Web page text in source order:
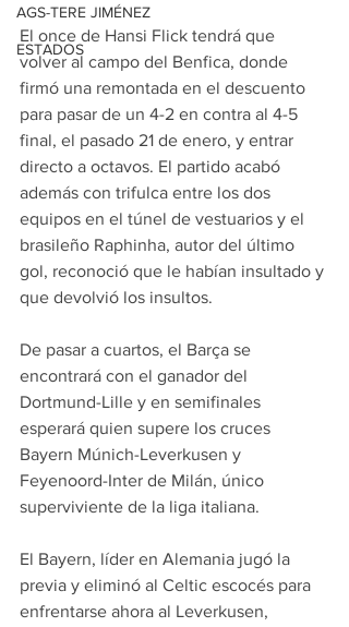
AGS-TERE JIMÉNEZ
ESTADOS
El once de Hansi Flick tendrá que
volver al campo del Benfica, donde
firmó una remontada en el descuento
para pasar de un 4-2 en contra al 4-5
final, el pasado 21 de enero, y entrar
directo a octavos. El partido acabó
además con trifulca entre los dos
equipos en el túnel de vestuarios y el
brasileño Raphinha, autor del último
gol, reconoció que le habían insultado y
que devolvió los insultos.
De pasar a cuartos, el Barça se
encontrará con el ganador del
Dortmund-Lille y en semifinales
esperará quien supere los cruces
Bayern Múnich-Leverkusen y
Feyenoord-Inter de Milán, único
superviviente de la liga italiana.
El Bayern, líder en Alemania jugó la
previa y eliminó al Celtic escocés para
enfrentarse ahora al Leverkusen,